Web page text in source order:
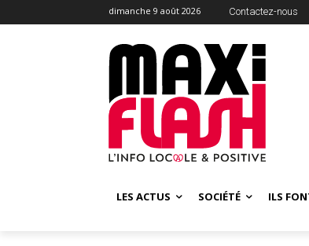
dimanche 9 août 2026 Contactez-nous
LES ACTUS SOCIÉTÉ ILS